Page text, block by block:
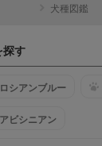
犬種図鑑
探す
ロシアンブルー
アビシニアン